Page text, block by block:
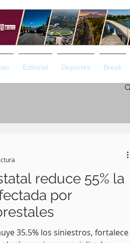
Editorial Deportes Break
reduce 55% la
por
35.5% los siniestros, fortalece